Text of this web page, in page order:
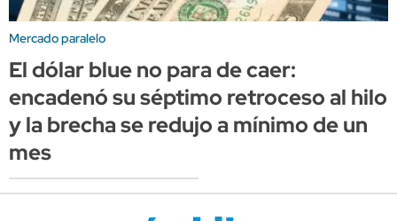
Mercado paralelo
El dólar blue no para de caer:
encadenó su séptimo retroceso al hilo
y la brecha se redujo a mínimo de un
mes